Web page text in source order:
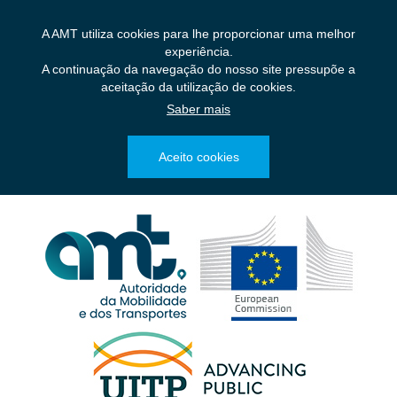
A AMT utiliza cookies para lhe proporcionar uma melhor
experiência.
A continuação da navegação do nosso site pressupõe a
aceitação da utilização de cookies.
Saber mais
Aceito cookies